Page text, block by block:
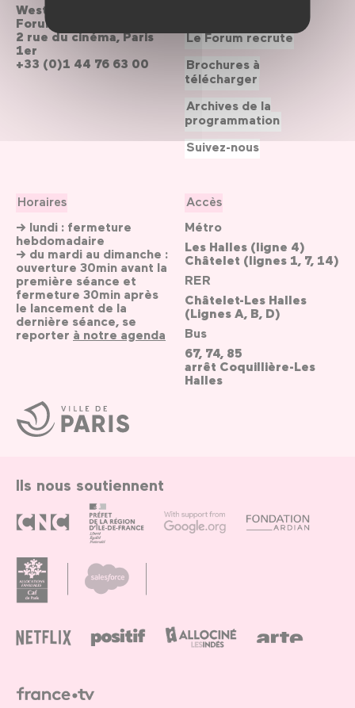
Ville
de
Paris
Westfield
Forum des Halles
2 rue du cinéma, Paris
1er
+33 (0)1 44 76 63 00
Horaires
→ lundi : fermeture
hebdomadaire
→ du mardi au dimanche :
ouverture 30min avant la
première séance et
fermeture 30min après
le lancement de la
dernière séance, se
reporter à notre agenda
Accès
Métro
Les Halles (ligne 4)
Châtelet (lignes 1, 7, 14)
RER
Châtelet-Les Halles
(Lignes A, B, D)
Bus
67, 74, 85
arrêt Coquillière-Les
Halles
Le Forum recrute
Brochures à
télécharger
Archives de la
programmation
Suivez-nous
Ils nous soutiennent